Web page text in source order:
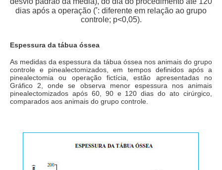
dias após a operação (*: diferente em relação ao grupo
controle; p<0,05).
Espessura da tábua óssea
As medidas da espessura da tábua óssea nos animais do grupo
controle e pinealectomizados, em tempos definidos após a
pinealectomia ou operação fictícia, estão apresentadas no
Gráfico 2, onde se observa menor espessura nos animais
pinealectomizados após 60, 90 e 120 dias do ato cirúrgico,
comparados aos animais do grupo controle.